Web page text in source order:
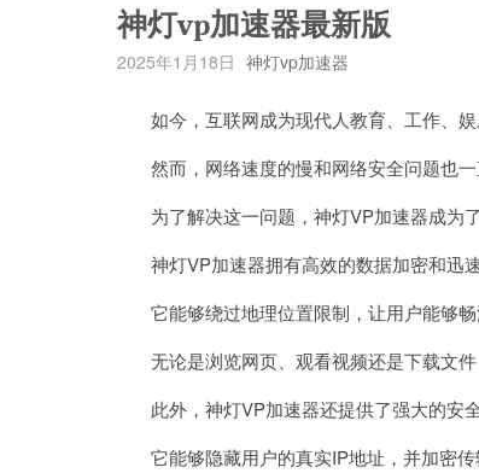
神灯vp加速器最新版
2025年1月18日 神灯vp加速器
如今，互联网成为现代人教育、工作、娱
然而，网络速度的慢和网络安全问题也一
为了解决这一问题，神灯VP加速器成为了
神灯VP加速器拥有高效的数据加密和迅速
它能够绕过地理位置限制，让用户能够畅
无论是浏览网页、观看视频还是下载文件
此外，神灯VP加速器还提供了强大的安全
它能够隐藏用户的真实IP地址，并加密传